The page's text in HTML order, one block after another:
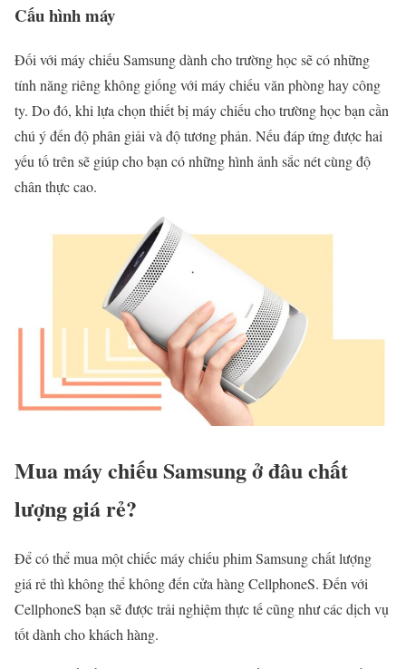
Cấu hình máy
Đối với máy chiếu Samsung dành cho trường học sẽ có những
tính năng riêng không giống với máy chiếu văn phòng hay công
ty. Do đó, khi lựa chọn thiết bị máy chiếu cho trường học bạn cần
chú ý đến độ phân giải và độ tương phản. Nếu đáp ứng được hai
yếu tố trên sẽ giúp cho bạn có những hình ảnh sắc nét cùng độ
chân thực cao.
Mua máy chiếu Samsung ở đâu chất
lượng giá rẻ?
Để có thể mua một chiếc máy chiếu phim Samsung chất lượng
giá rẻ thì không thể không đến cửa hàng CellphoneS. Đến với
CellphoneS bạn sẽ được trải nghiệm thực tế cũng như các dịch vụ
tốt dành cho khách hàng.